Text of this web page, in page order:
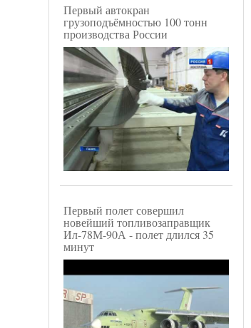
Первый автокран
грузоподъёмностью 100 тонн
производства России
Первый полет совершил
новейший топливозаправщик
Ил-78М-90А - полет длился 35
минут